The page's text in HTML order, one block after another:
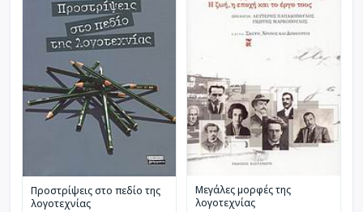
Προστρίψεις στο πεδίο της
λογοτεχνίας
Μεγάλες μορφές της
λογοτεχνίας